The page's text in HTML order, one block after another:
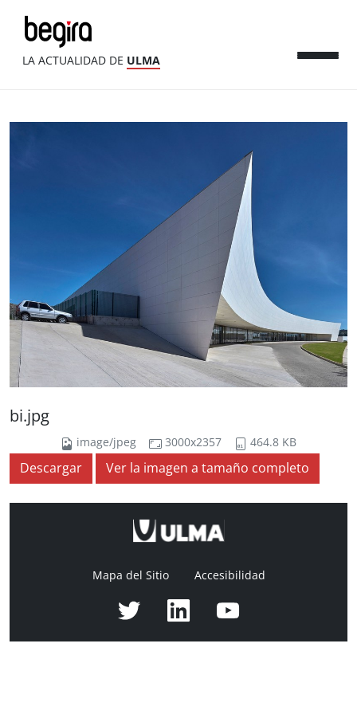
LA ACTUALIDAD DE ULMA
bi.jpg
image/jpeg 3000x2357 464.8 KB
Descargar Ver la imagen a tamaño completo
Mapa del Sitio Accesibilidad